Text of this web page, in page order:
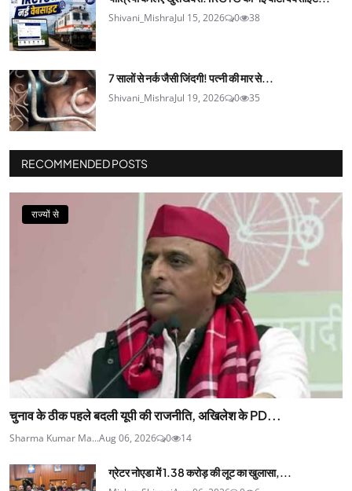
Shivani_MishraJul 15, 2026 0 38
7 सालों से नर्क जैसी जिंदगी! पत्नी की मार से...
Shivani_MishraJul 19, 2026 0 35
RECOMMENDED POSTS
राज्यों से
चुनाव के ठीक पहले बदली यूपी की राजनीति, अखिलेश के PD...
Sharma Kumar Ma...Aug 06, 2026 0 14
ग्रेटर नोएडा में 1.38 करोड़ की लूट का खुलासा,...